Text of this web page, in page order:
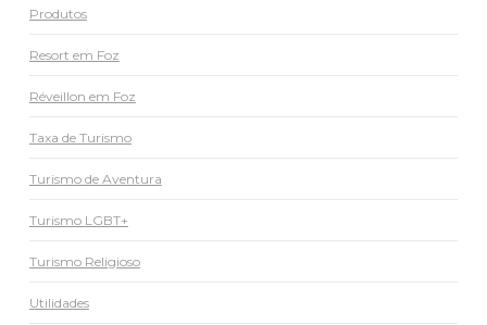
Produtos
Resort em Foz
Réveillon em Foz
Taxa de Turismo
Turismo de Aventura
Turismo LGBT+
Turismo Religioso
Utilidades